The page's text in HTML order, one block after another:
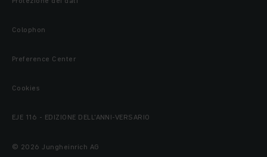
Colophon
Preference Center
Cookies
EJE 116 - EDIZIONE DELL'ANNI-VERSARIO
© 2026 Jungheinrich AG